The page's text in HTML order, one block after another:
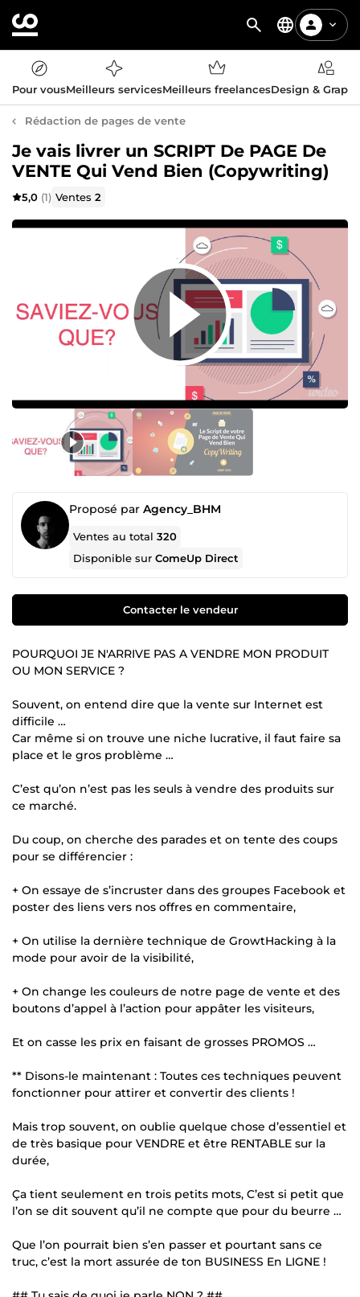
Pour vousMeilleurs servicesMeilleurs freelancesDesign &
Rédaction de pages de vente
Je vais livrer un SCRIPT De PAGE De
VENTE Qui Vend Bien (Copywriting)
5,0 (1) Ventes2
Proposé par Agency_BHM
Ventes au total320
Disponible surComeUp Direct
Contacter le vendeur
POURQUOI JE N'ARRIVE PAS A VENDRE MON PRODUIT
OU MON SERVICE ?
Souvent, on entend dire que la vente sur Internet est
difficile …
Car même si on trouve une niche lucrative, il faut faire sa
place et le gros problème …
C’est qu’on n’est pas les seuls à vendre des produits sur
ce marché.
Du coup, on cherche des parades et on tente des coups
pour se différencier :
+ On essaye de s’incruster dans des groupes Facebook et
poster des liens vers nos offres en commentaire,
+ On utilise la dernière technique de GrowtHacking à la
mode pour avoir de la visibilité,
+ On change les couleurs de notre page de vente et des
boutons d’appel à l’action pour appâter les visiteurs,
Et on casse les prix en faisant de grosses PROMOS …
** Disons-le maintenant : Toutes ces techniques peuvent
fonctionner pour attirer et convertir des clients !
Mais trop souvent, on oublie quelque chose d’essentiel et
de très basique pour VENDRE et être RENTABLE sur la
durée,
Ça tient seulement en trois petits mots, C’est si petit que
l’on se dit souvent qu’il ne compte que pour du beurre …
Que l’on pourrait bien s’en passer et pourtant sans ce
truc, c’est la mort assurée de ton BUSINESS En LIGNE !